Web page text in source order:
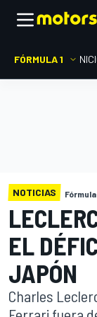
FÓRMULA 1
NOTICIAS Fórmula
EL
JAPÓN
Charles